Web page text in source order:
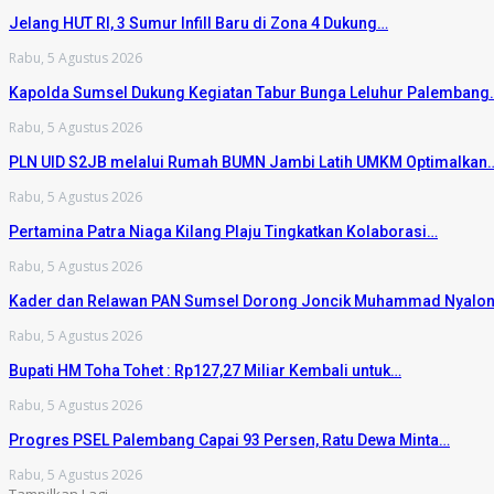
Jelang HUT RI, 3 Sumur Infill Baru di Zona 4 Dukung…
Rabu, 5 Agustus 2026
Kapolda Sumsel Dukung Kegiatan Tabur Bunga Leluhur
Rabu, 5 Agustus 2026
PLN UID S2JB melalui Rumah BUMN Jambi Latih UMKM
Rabu, 5 Agustus 2026
Pertamina Patra Niaga Kilang Plaju Tingkatkan Kolaborasi…
Rabu, 5 Agustus 2026
Kader dan Relawan PAN Sumsel Dorong Joncik Muhammad
Rabu, 5 Agustus 2026
Bupati HM Toha Tohet : Rp127,27 Miliar Kembali untuk…
Rabu, 5 Agustus 2026
Progres PSEL Palembang Capai 93 Persen, Ratu Dewa Minta…
Rabu, 5 Agustus 2026